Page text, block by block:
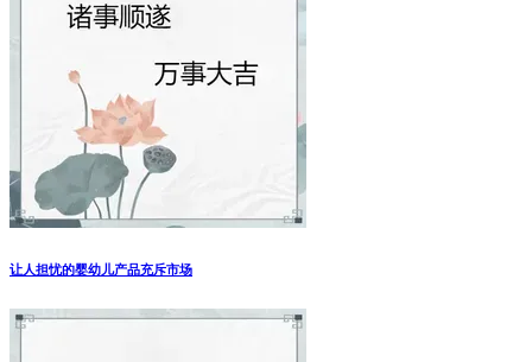
让人担忧的婴幼儿产品充斥市场